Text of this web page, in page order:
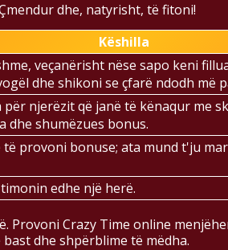
dhe, natyrisht, të fitoni!
Këshilla
veçanërisht nëse sapo keni
dhe shikoni se çfarë ndodh më
njerëzit që janë të kënaqur me
dhe shumëzues bonus.
provoni bonuse; ata mund t'ju
edhe një herë.
Crazy Time online
dhe shpërblime të mëdha.